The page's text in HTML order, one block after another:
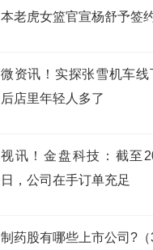
本老虎女篮官宣杨舒予签
微资讯！实探张雪机车线
后店里年轻人多了
视讯！金盘科技：截至
日，公司在手订单充足
制药股有哪些上市公司?（